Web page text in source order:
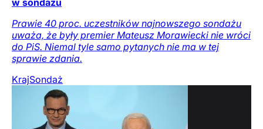
Prawie 40 proc. uczestników najnowszego sondażu
uważa, że były premier Mateusz Morawiecki nie wróci
do PiS. Niemal tyle samo pytanych nie ma w tej
sprawie zdania.
KrajSondaż